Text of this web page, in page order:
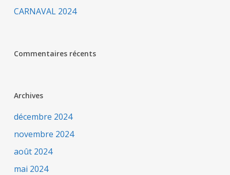
CARNAVAL 2024
Commentaires récents
Archives
décembre 2024
novembre 2024
août 2024
mai 2024